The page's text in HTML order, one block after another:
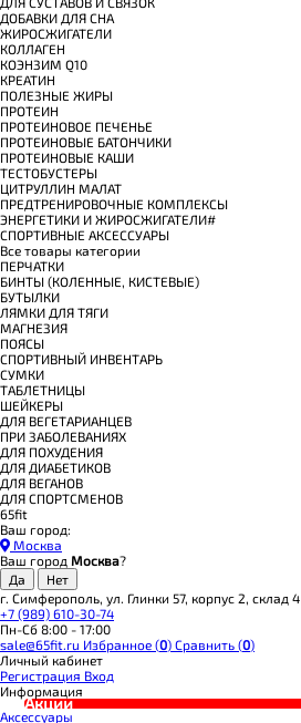
ДОБАВКИ ДЛЯ СНА
ЖИРОСЖИГАТЕЛИ
КОЛЛАГЕН
КОЭНЗИМ Q10
КРЕАТИН
ПОЛЕЗНЫЕ ЖИРЫ
ПРОТЕИН
ПРОТЕИНОВОЕ ПЕЧЕНЬЕ
ПРОТЕИНОВЫЕ БАТОНЧИКИ
ПРОТЕИНОВЫЕ КАШИ
ТЕСТОБУСТЕРЫ
ЦИТРУЛЛИН МАЛАТ
ПРЕДТРЕНИРОВОЧНЫЕ КОМПЛЕКСЫ
ЭНЕРГЕТИКИ И ЖИРОСЖИГАТЕЛИ#
СПОРТИВНЫЕ АКСЕССУАРЫ
Все товары категории
ПЕРЧАТКИ
БИНТЫ (КОЛЕННЫЕ, КИСТЕВЫЕ)
БУТЫЛКИ
ЛЯМКИ ДЛЯ ТЯГИ
МАГНЕЗИЯ
ПОЯСЫ
СПОРТИВНЫЙ ИНВЕНТАРЬ
СУМКИ
ТАБЛЕТНИЦЫ
ШЕЙКЕРЫ
ДЛЯ ВЕГЕТАРИАНЦЕВ
ПРИ ЗАБОЛЕВАНИЯХ
ДЛЯ ПОХУДЕНИЯ
ДЛЯ ДИАБЕТИКОВ
ДЛЯ ВЕГАНОВ
ДЛЯ СПОРТСМЕНОВ
65fit
Ваш город:
Москва
Ваш город Москва?
г. Симферополь, ул. Глинки 57, корпус 2, склад 4
+7 (989) 610-30-74
Пн-Сб 8:00 - 17:00
sale@65fit.ru Избранное (0) Сравнить (0)
Личный кабинет
Регистрация Вход
Информация
Акции
Аксессуары